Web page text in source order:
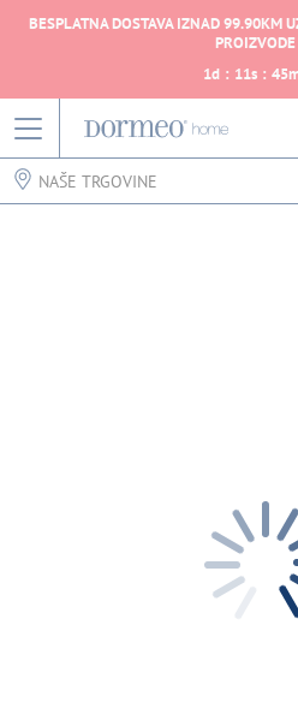
BESPLATNA DOSTAVA IZNAD 99.90KM
1d : 11s : 45
NAŠE TRGOVINE